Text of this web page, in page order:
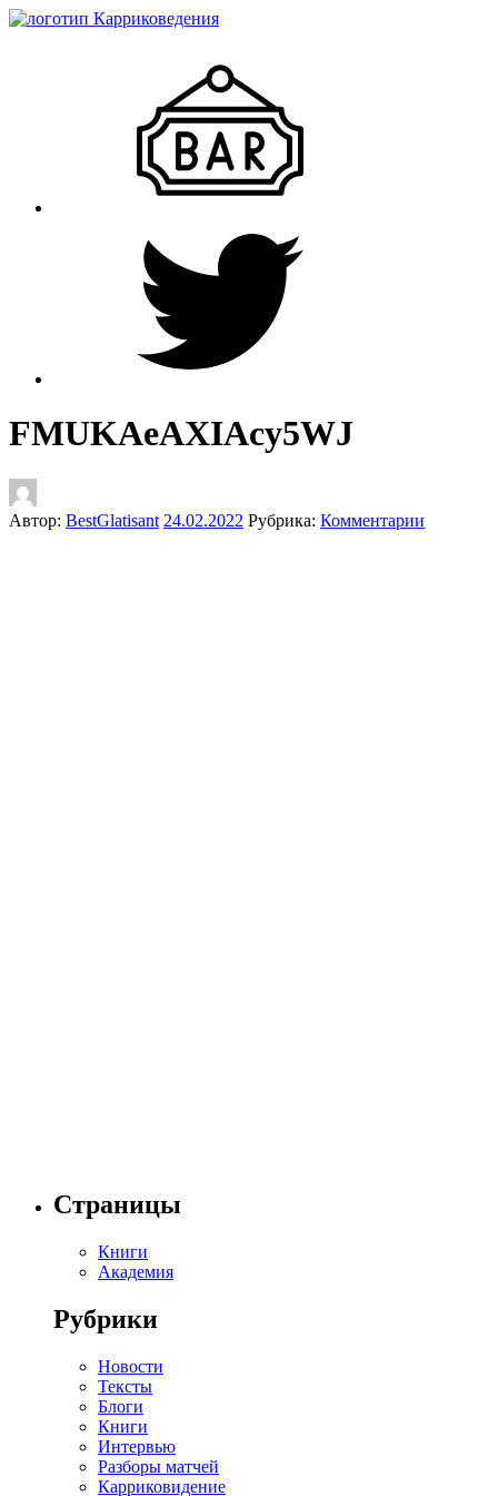
FMUKAeAXIAcy5WJ
Автор: BestGlatisant 24.02.2022 Рубрика: Комментарии
Страницы
Книги
Академия
Рубрики
Новости
Тексты
Блоги
Книги
Интервью
Разборы матчей
Карриковидение